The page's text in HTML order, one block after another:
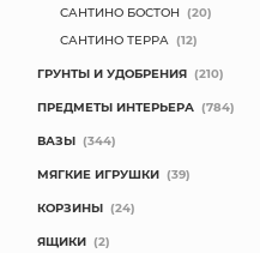
САНТИНО БОСТОН (20)
САНТИНО ТЕРРА (12)
ГРУНТЫ И УДОБРЕНИЯ (210)
ПРЕДМЕТЫ ИНТЕРЬЕРА (784)
ВАЗЫ (344)
МЯГКИЕ ИГРУШКИ (39)
КОРЗИНЫ (24)
ЯЩИКИ (2)